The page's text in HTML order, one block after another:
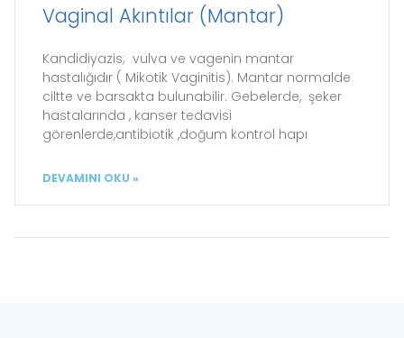
Vaginal Akıntılar (Mantar)
Kandidiyazis; vulva ve vagenin mantar
hastalığıdır ( Mikotik Vaginitis). Mantar normalde
ciltte ve barsakta bulunabilir. Gebelerde, şeker
hastalarında , kanser tedavisi
görenlerde,antibiotik ,doğum kontrol hapı
DEVAMINI OKU »